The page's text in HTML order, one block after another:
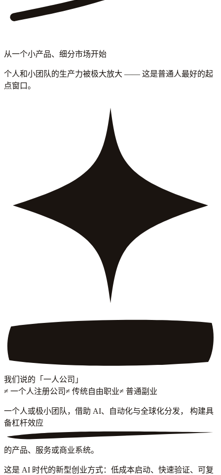
从一个小产品、细分市场开始
个人和小团队的生产力被极大放大 —— 这是普通人最好的起
点窗口。
我们说的「一人公司」
≠ 一个人注册公司≠ 传统自由职业≠ 普通副业
一个人或极小团队，借助 AI、自动化与全球化分发， 构建具
备杠杆效应
的产品、服务或商业系统。
这是 AI 时代的新型创业方式：低成本启动、快速验证、可复